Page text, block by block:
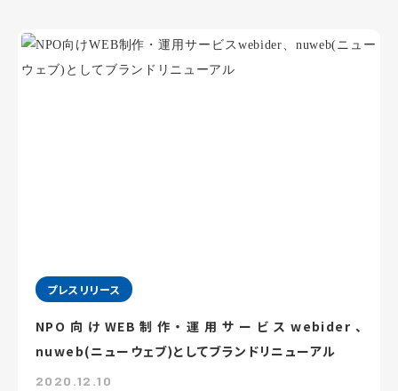
プレスリリース
NPO向けWEB制作・運用サービスwebider、
nuweb(ニューウェブ)としてブランドリニューアル
2020.12.10